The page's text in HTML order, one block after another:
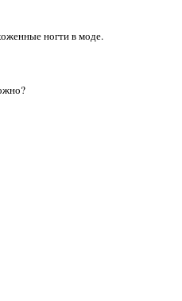
ногти в моде.